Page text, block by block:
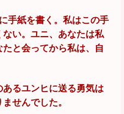
手紙を書く。私はこの手
い。ユニ、あなたは私
と会ってから私は、自
るユンヒに送る勇気は
せんでした。